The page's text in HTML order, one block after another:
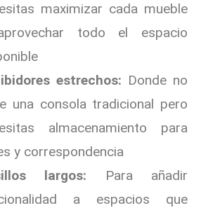
maximizar cada mueble
todo el espacio
estrechos: Donde no
una consola tradicional pero
almacenamiento para
y correspondencia
largos: Para añadir
a espacios que